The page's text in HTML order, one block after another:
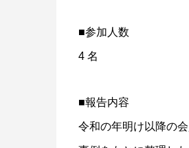
■参加人数
4 名
■報告内容
令和の年明け以降の